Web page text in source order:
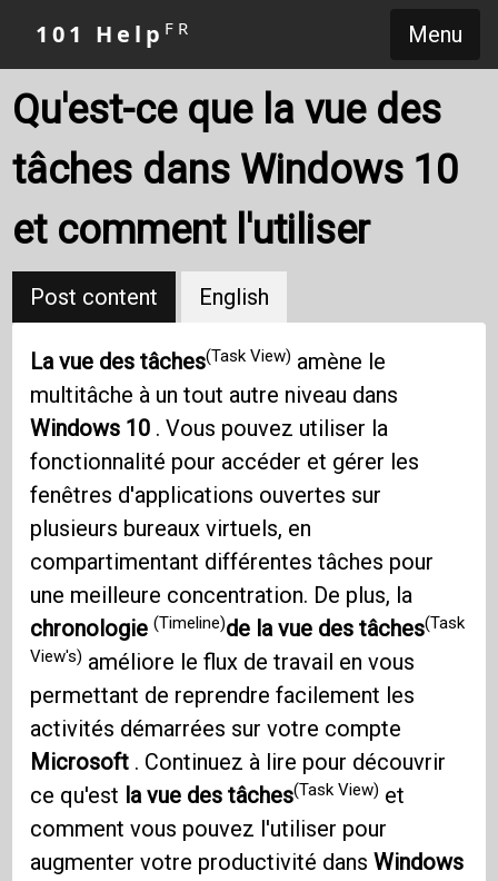
Menu
101 Help FR
Qu'est-ce que la vue des
tâches dans Windows 10
et comment l'utiliser
Post content English
La vue des tâches(Task View) amène le
multitâche à un tout autre niveau dans
Windows 10 . Vous pouvez utiliser la
fonctionnalité pour accéder et gérer les
fenêtres d'applications ouvertes sur
plusieurs bureaux virtuels, en
compartimentant différentes tâches pour
une meilleure concentration. De plus, la
chronologie(Timeline)de la vue des tâches(Task
View's) améliore le flux de travail en vous
permettant de reprendre facilement les
activités démarrées sur votre compte
Microsoft . Continuez à lire pour découvrir
ce qu'est la vue des tâches(Task View) et
comment vous pouvez l'utiliser pour
augmenter votre productivité dansWindows